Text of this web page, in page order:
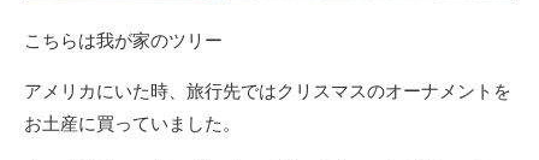
こちらは我が家のツリー
アメリカにいた時、旅行先ではクリスマスのオーナメントを
お土産に買っていました。